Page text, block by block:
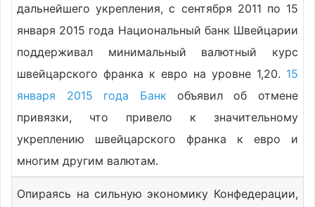
дальнейшего укрепления, с сентября 2011 по 15
января 2015 года Национальный банк Швейцарии
поддерживал минимальный валютный курс
швейцарского франка к евро на уровне 1,20. 15
января 2015 года Банк объявил об отмене
привязки, что привело к значительному
укреплению швейцарского франка к евро и
многим другим валютам.
Опираясь на сильную экономику Конфедерации,